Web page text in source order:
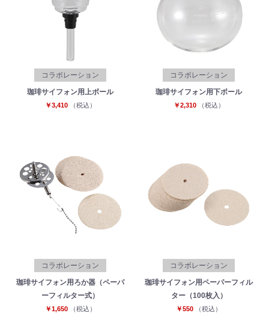
コラボレーション
珈琲サイフォン用上ボール
￥3,410 （税込）
コラボレーション
珈琲サイフォン用下ボール
￥2,310 （税込）
コラボレーション
珈琲サイフォン用ろか器（ペーパ
ーフィルター式）
￥1,650 （税込）
コラボレーション
珈琲サイフォン用ペーパーフィル
ター（100枚入）
￥550 （税込）